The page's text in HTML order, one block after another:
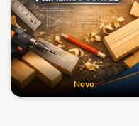
Novo